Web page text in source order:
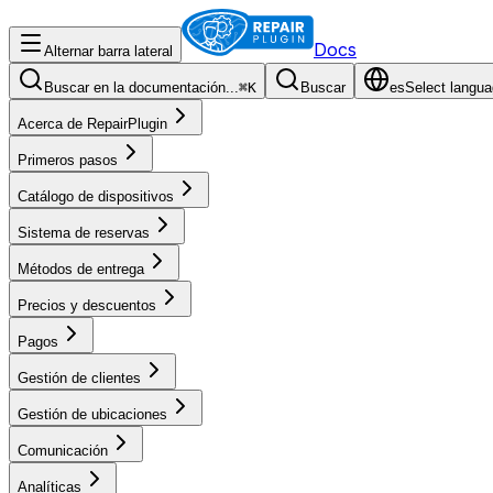
Alternar barra lateral Docs
Buscar en la documentación...⌘K Buscar esSelect
Acerca de RepairPlugin
Primeros pasos
Catálogo de dispositivos
Sistema de reservas
Métodos de entrega
Precios y descuentos
Pagos
Gestión de clientes
Gestión de ubicaciones
Comunicación
Analíticas